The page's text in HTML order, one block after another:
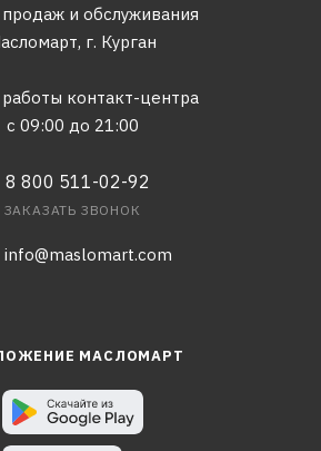
и обслуживания
г. Курган
контакт-центра
с 09:00 до 21:00
8 800 511-02-92
ЗАКАЗАТЬ ЗВОНОК
info@maslomart.com
МАСЛОМАРТ